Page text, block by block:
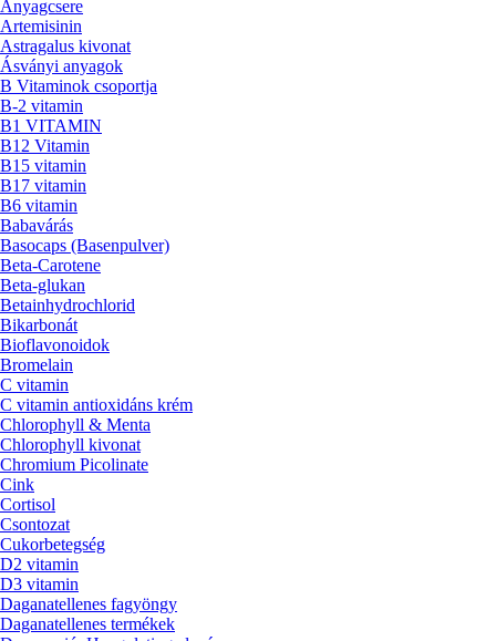
Anyagcsere
Artemisinin
Astragalus kivonat
Ásványi anyagok
B Vitaminok csoportja
B-2 vitamin
B1 VITAMIN
B12 Vitamin
B15 vitamin
B17 vitamin
B6 vitamin
Babavárás
Basocaps (Basenpulver)
Beta-Carotene
Beta-glukan
Betainhydrochlorid
Bikarbonát
Bioflavonoidok
Bromelain
C vitamin
C vitamin antioxidáns krém
Chlorophyll & Menta
Chlorophyll kivonat
Chromium Picolinate
Cink
Cortisol
Csontozat
Cukorbetegség
D2 vitamin
D3 vitamin
Daganatellenes fagyöngy
Daganatellenes termékek